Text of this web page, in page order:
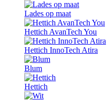
Lades op maat
Hettich AvanTech You
Hettich InnoTech Atira
Blum
Hettich